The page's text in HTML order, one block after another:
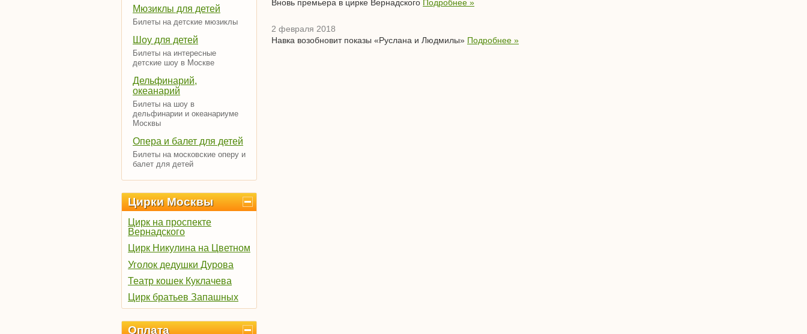
Мюзиклы для детей
Билеты на детские мюзиклы
Шоу для детей
Билеты на интересные
детские шоу в Москве
Дельфинарий,
океанарий
Билеты на шоу в
дельфинарии и океанариуме
Москвы
Опера и балет для детей
Билеты на московские оперу и
балет для детей
Цирки Москвы
Цирк на проспекте
Вернадского
Цирк Никулина на Цветном
Уголок дедушки Дурова
Театр кошек Куклачева
Цирк братьев Запашных
Оплата
Вновь премьера в цирке Вернадского Подробнее »
2 февраля 2018
Навка возобновит показы «Руслана и Людмилы» Подробнее »